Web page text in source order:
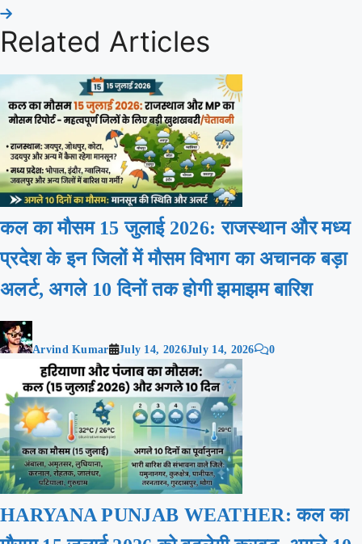
Related Articles
कल का मौसम 15 जुलाई 2026: राजस्थान और मध्य
प्रदेश के इन जिलों में मौसम विभाग का अचानक बड़ा
अलर्ट, अगले 10 दिनों तक होगी झमाझम बारिश
Arvind Kumar July 14, 2026July 14, 2026 0
HARYANA PUNJAB WEATHER: कल का